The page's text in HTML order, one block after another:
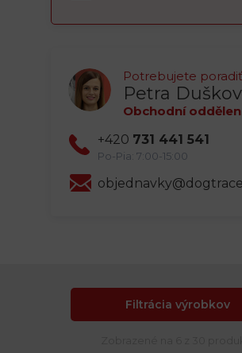
Potrebujete
Petra
Obchodní
+420 731 441 541
Po-Pia: 7:00-15:00
Filtrácia výrobkov